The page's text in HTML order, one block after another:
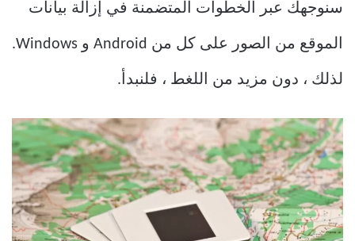
سنوجهك عبر الخطوات المتضمنة في إزالة بيانات
الموقع من الصور على كل من Android و Windows.
لذلك ، دون مزيد من اللغط ، فلنبدأ.